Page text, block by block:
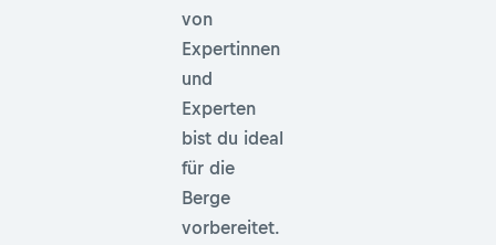
von
Expertinnen
und
Experten
bist du ideal
für die
Berge
vorbereitet.